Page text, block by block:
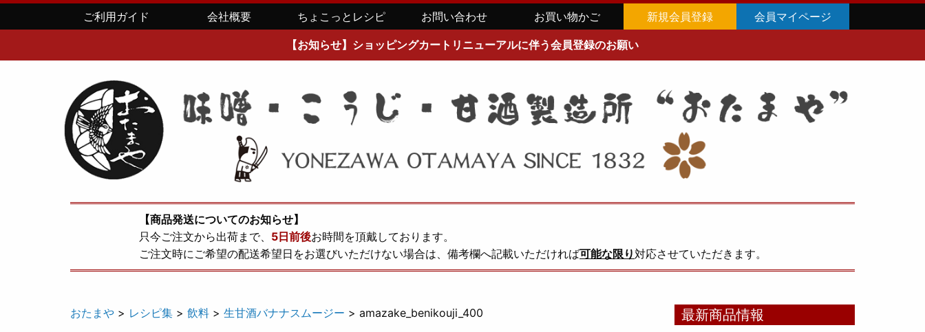
ご利用ガイド 会社概要 ちょこっとレシピ お問い合わせ お買い物かご 新規会員登録 会員マイページ
【お知らせ】ショッピングカートリニューアルに伴う会員登録のお願い
【商品発送についてのお知らせ】
只今ご注文から出荷まで、 5日前後お時間を頂戴しております。
ご注文時にご希望の配送希望日をお選びいただけない場合は、備考欄へ記載いただければ可能な限り対応させていただきます。
おたまや > レシピ集 > 飲料 > 生甘酒バナナスムージー > amazake_benikouji_400 最新商品情報